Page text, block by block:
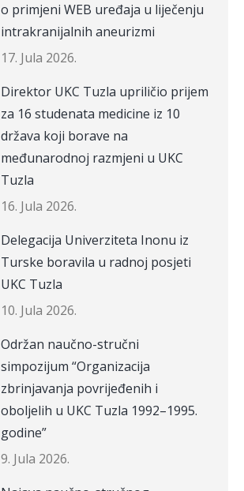
o primjeni WEB uređaja u liječenju
intrakranijalnih aneurizmi
17. Jula 2026.
Direktor UKC Tuzla upriličio prijem
za 16 studenata medicine iz 10
država koji borave na
međunarodnoj razmjeni u UKC
Tuzla
16. Jula 2026.
Delegacija Univerziteta Inonu iz
Turske boravila u radnoj posjeti
UKC Tuzla
10. Jula 2026.
Održan naučno-stručni
simpozijum “Organizacija
zbrinjavanja povrijeđenih i
oboljelih u UKC Tuzla 1992–1995.
godine”
9. Jula 2026.